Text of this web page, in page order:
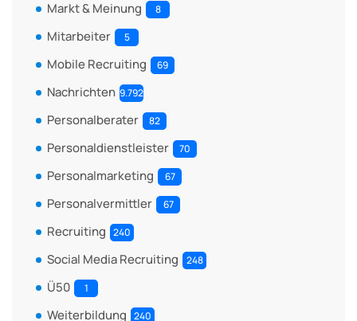
Markt & Meinung 8
Mitarbeiter 5
Mobile Recruiting 69
Nachrichten 9.792
Personalberater 82
Personaldienstleister 70
Personalmarketing 67
Personalvermittler 67
Recruiting 240
Social Media Recruiting 248
Ü50 1
Weiterbildung 240